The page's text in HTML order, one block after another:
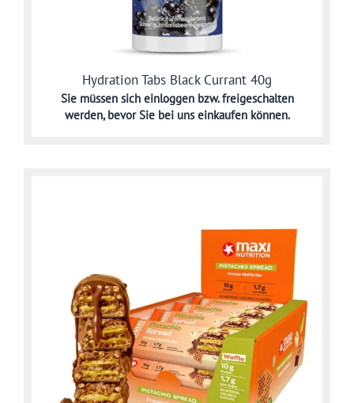
Hydration Tabs Black Currant 40g
Sie müssen sich einloggen bzw. freigeschalten
werden,bevor Sie bei uns einkaufen können.